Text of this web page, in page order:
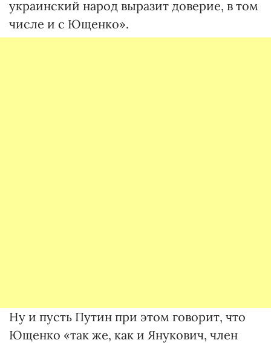
украинский народ выразит доверие, в том
числе и с Ющенко».
Ну и пусть Путин при этом говорит, что
Ющенко «так же, как и Янукович, член